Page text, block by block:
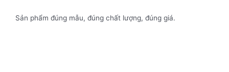
Sản phẩm đúng mẫu, đúng chất lượng, đúng giá.